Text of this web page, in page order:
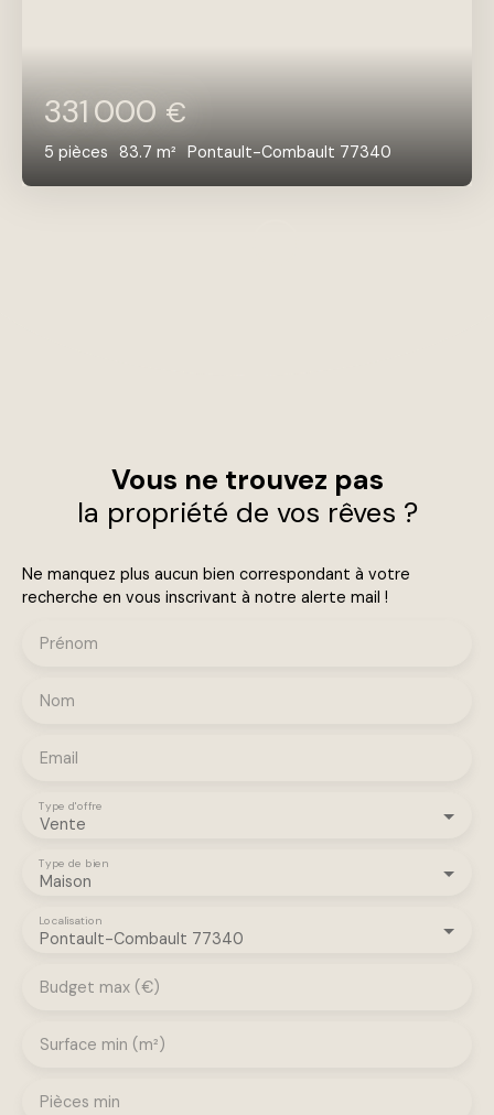
331 000€
5 pièces 83.7 m² Pontault-Combault 77340
Vous ne trouvez pas
la propriété de vos rêves ?
Ne manquez plus aucun bien correspondant à votre
recherche en vous inscrivant à notre alerte mail !
Prénom
Nom
Email
Vente
Type d'offre
Maison
Type de bien
Pontault-Combault 77340
Localisation
Budget max (€)
Surface min (m²)
Pièces min